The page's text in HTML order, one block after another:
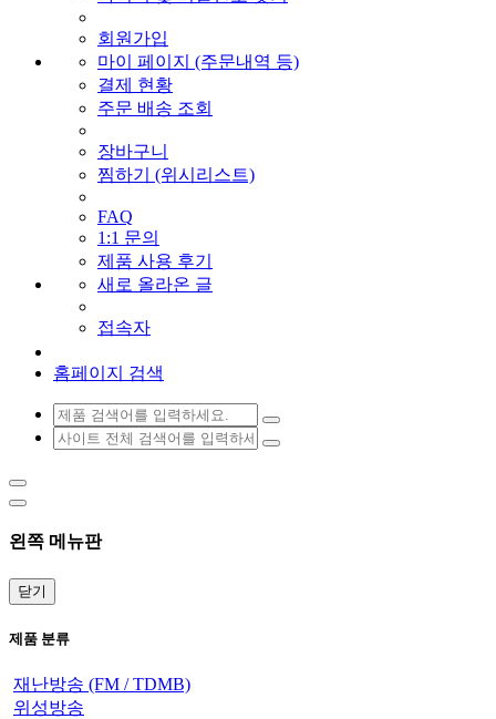
회원가입
마이 페이지 (주문내역 등)
결제 현황
주문 배송 조회
장바구니
찜하기 (위시리스트)
FAQ
1:1 문의
제품 사용 후기
새로 올라온 글
접속자
홈페이지 검색
왼쪽 메뉴판
닫기
제품 분류
재난방송 (FM / TDMB)
위성방송